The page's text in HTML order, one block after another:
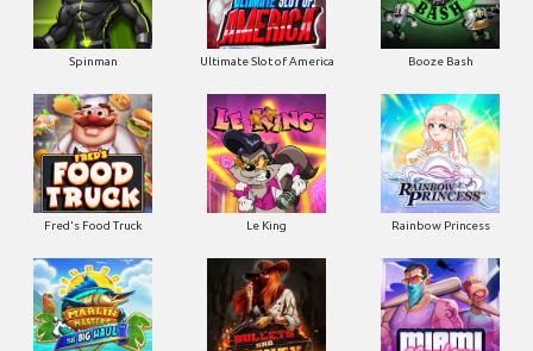
Spinman Ultimate Slot of America Booze Bash
Fred's Food Truck Le King Rainbow Princess